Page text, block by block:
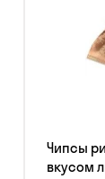
Чипсы
вкусом